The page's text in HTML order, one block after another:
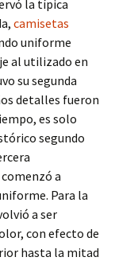
la típica
camisetas
uniforme
al utilizado en
su segunda
detalles fueron
es solo
segundo
a
Para la
a ser
con efecto de
hasta la mitad